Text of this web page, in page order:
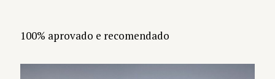
100% aprovado e recomendado